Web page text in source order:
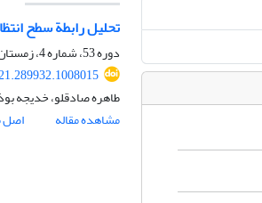
تحلیل رابطة سطح
دوره 53، شماره 4، زمستان 1400، صفحه
طاهره صادقلو، خدیجه
مشاهده مقاله
اصل